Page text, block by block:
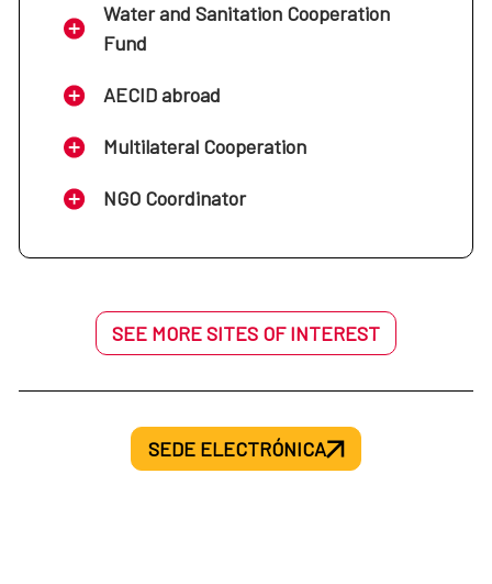
Water and Sanitation Cooperation
Fund
AECID abroad
Multilateral Cooperation
NGO Coordinator
SEE MORE SITES OF INTEREST
SEDE ELECTRÓNICA